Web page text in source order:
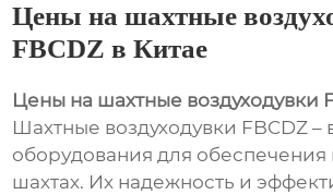
Цены на шахтные
FBCDZ в Китае
Цены на шахтные воздуходувки
Шахтные воздуходувки FBCDZ –
оборудования для обеспечения
шахтах. Их надежность и